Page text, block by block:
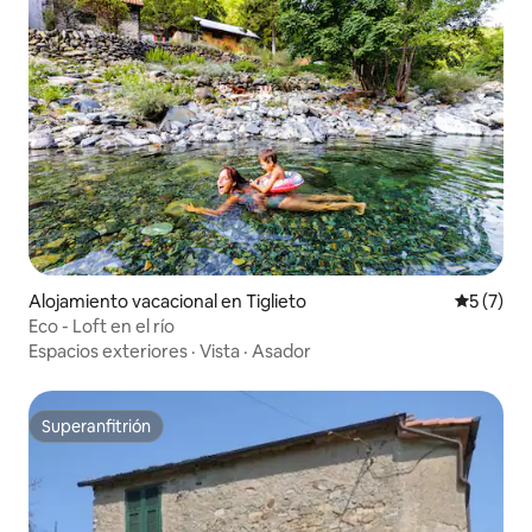
Alojamiento vacacional en Tiglieto
5 (7)
Eco - Loft en el río
Espacios exteriores · Vista · Asador
Superanfitrión
Superanfitrión